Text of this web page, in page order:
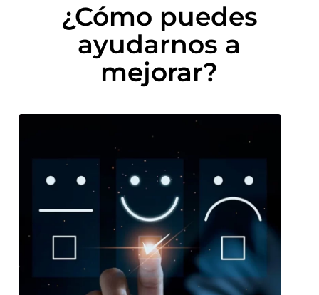
¿Cómo puedes
ayudarnos a
mejorar?